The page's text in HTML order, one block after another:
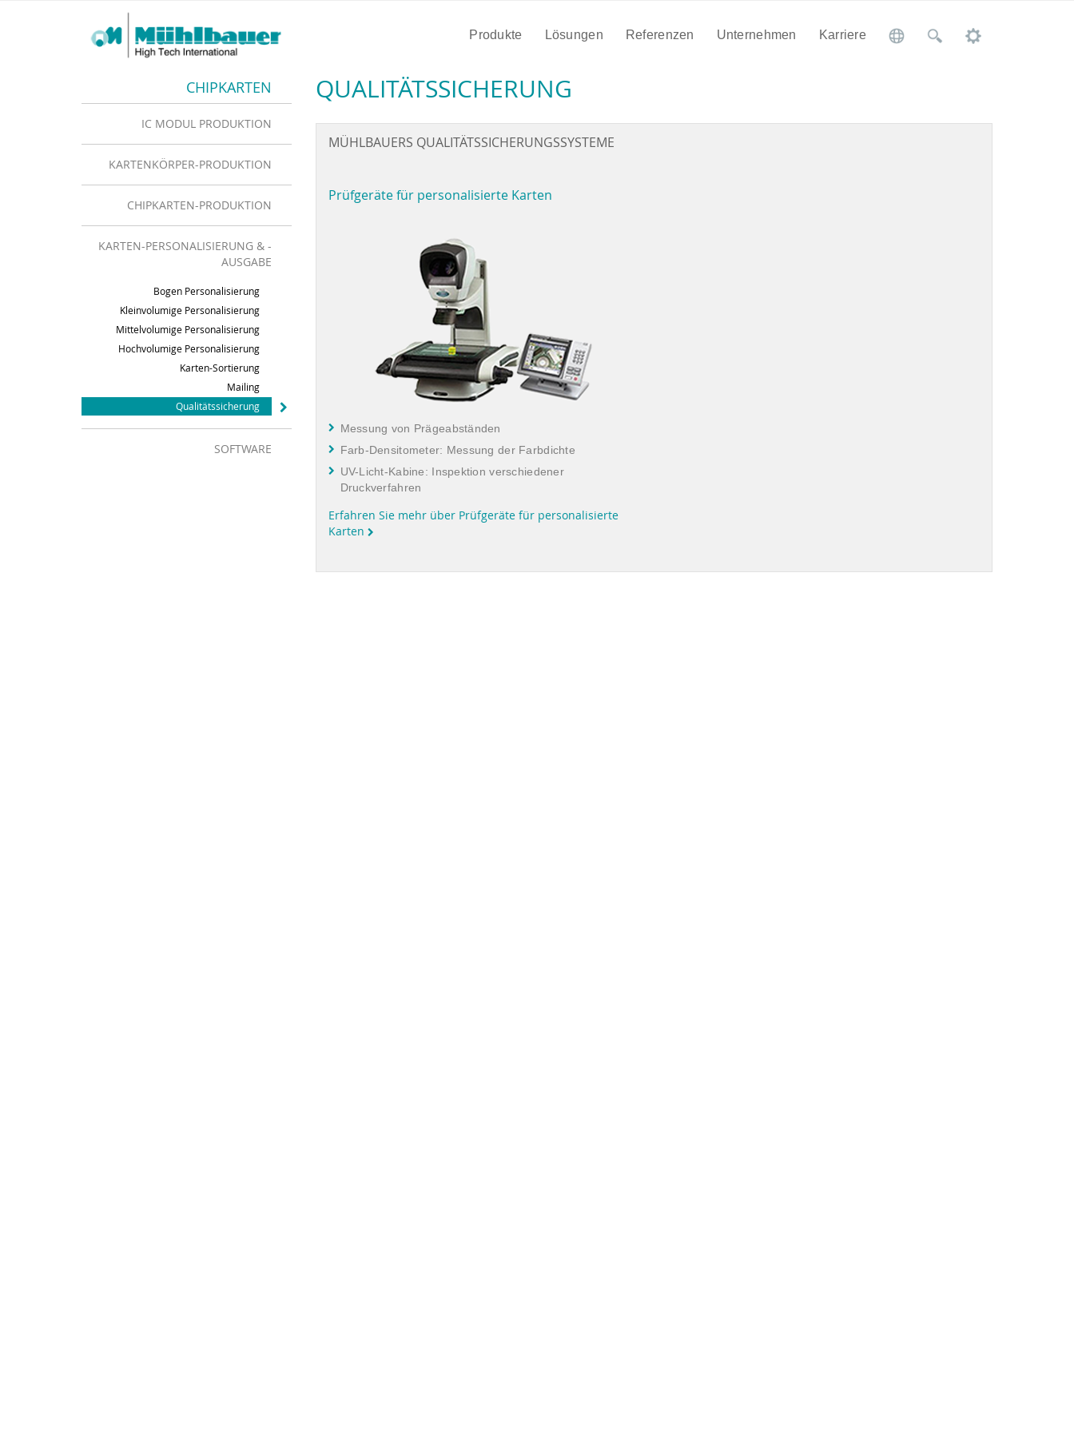
Produkte Lösungen Referenzen Unternehmen Karriere
CHIPKARTEN
IC MODUL PRODUKTION
KARTENKÖRPER-PRODUKTION
CHIPKARTEN-PRODUKTION
KARTEN-PERSONALISIERUNG & -
AUSGABE
Bogen Personalisierung
Kleinvolumige Personalisierung
Mittelvolumige Personalisierung
Hochvolumige Personalisierung
Karten-Sortierung
Mailing
Qualitätssicherung
SOFTWARE
QUALITÄTSSICHERUNG
MÜHLBAUERS QUALITÄTSSICHERUNGSSYSTEME
Prüfgeräte für personalisierte Karten
Messung von Prägeabständen
Farb-Densitometer: Messung der Farbdichte
UV-Licht-Kabine: Inspektion verschiedener
Druckverfahren
Erfahren Sie mehr über Prüfgeräte für personalisierte
Karten